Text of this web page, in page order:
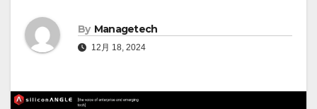
By Managetech
12月 18, 2024